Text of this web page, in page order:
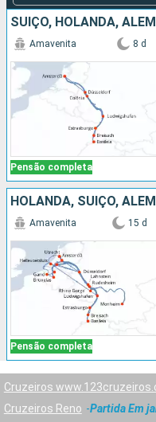
SUÍÇO, HOLANDA,
Pensão completa
Amavenita 8 d
Pensão completa
Amavenita 15 d
Cruzeiros
Cruzeiros Reno
Partida Em